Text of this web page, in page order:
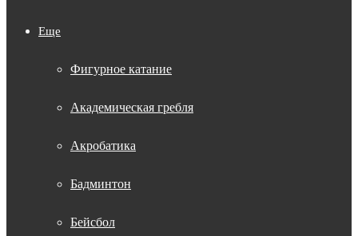
Еще
Фигурное катание
Академическая гребля
Акробатика
Бадминтон
Бейсбол